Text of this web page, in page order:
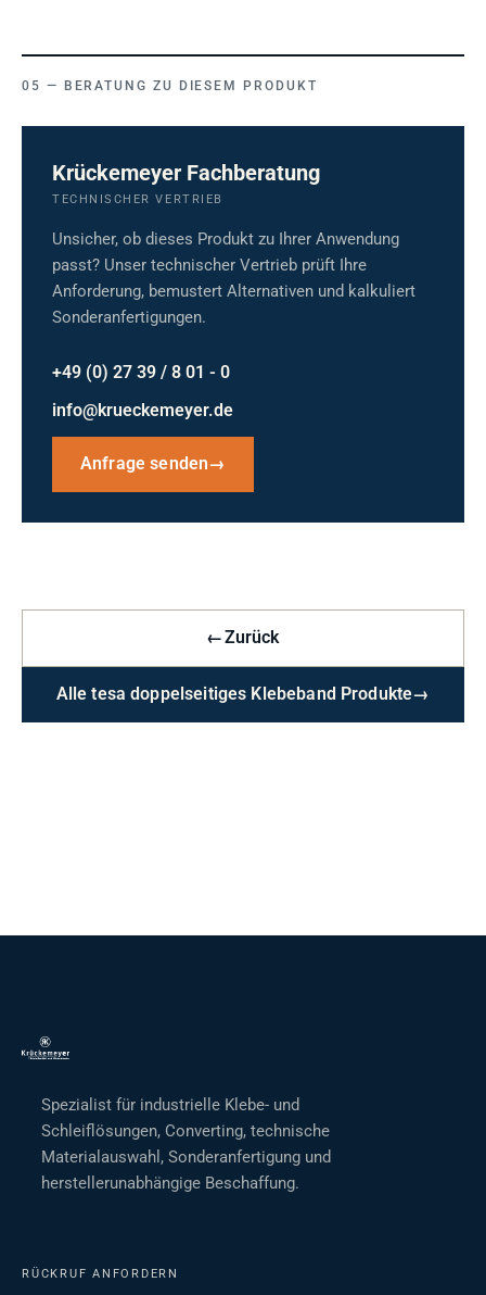
BERATUNG ZU DIESEM PRODUKT
Krückemeyer Fachberatung
TECHNISCHER VERTRIEB
Unsicher, ob dieses Produkt zu Ihrer Anwendung
passt? Unser technischer Vertrieb prüft Ihre
Anforderung, bemustert Alternativen und kalkuliert
Sonderanfertigungen.
+49 (0) 27 39 / 8 01 - 0
info@krueckemeyer.de
Anfrage senden→
←Zurück
Alle tesa doppelseitiges Klebeband Produkte→
Spezialist für industrielle Klebe- und
Schleiflösungen, Converting, technische
Materialauswahl, Sonderanfertigung und
herstellerunabhängige Beschaffung.
RÜCKRUF ANFORDERN